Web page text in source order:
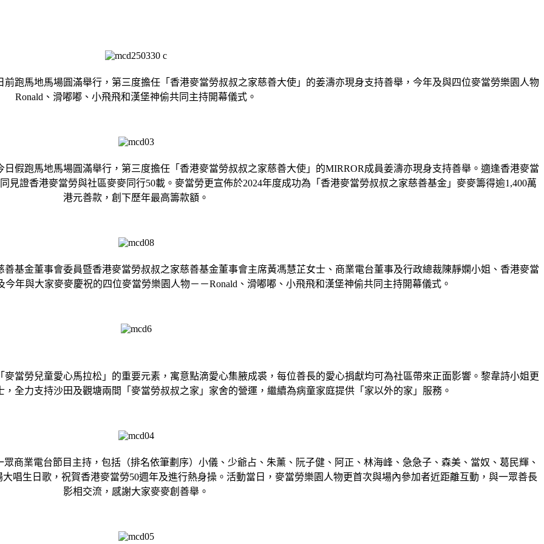
跑馬地馬場圓滿舉行，第三度擔任「香港麥當勞叔叔之家慈善大使」的姜濤亦現身支持善舉，今年及與四位麥當勞樂園人物
Ronald、滑嘟嘟、小飛飛和漢堡神偷共同主持開幕儀式。
假跑馬地馬場圓滿舉行，第三度擔任「香港麥當勞叔叔之家慈善大使」的MIRROR成員姜濤亦現身支持善舉。適逢香港麥當
見證香港麥當勞與社區麥麥同行50載。麥當勞更宣佈於2024年度成功為「香港麥當勞叔叔之家慈善基金」麥麥籌得逾1,400萬
港元善款，創下歷年最高籌款額。
基金董事會委員暨香港麥當勞叔叔之家慈善基金董事會主席黃馮慧芷女士、商業電台董事及行政總裁陳靜嫻小姐、香港麥當
年與大家麥麥慶祝的四位麥當勞樂園人物－－Ronald、滑嘟嘟、小飛飛和漢堡神偷共同主持開幕儀式。
當勞兒童愛心馬拉松」的重要元素，寓意點滴愛心集腋成裘，每位善長的愛心捐獻均可為社區帶來正面影響。黎韋詩小姐更
全力支持沙田及觀塘兩間「麥當勞叔叔之家」家舍的營運，繼續為病童家庭提供「家以外的家」服務。
商業電台節目主持，包括（排名依筆劃序）小儀、少爺占、朱薰、阮子健、阿正、林海峰、急急子、森美、當奴、葛民輝、
唱生日歌，祝賀香港麥當勞50週年及進行熱身操。活動當日，麥當勞樂園人物更首次與場內參加者近距離互動，與一眾善長
影相交流，感謝大家麥麥創善舉。